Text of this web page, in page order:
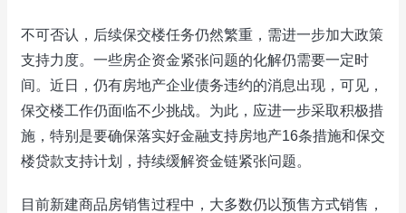
不可否认，后续保交楼任务仍然繁重，需进一步加大政策
支持力度。一些房企资金紧张问题的化解仍需要一定时
间。近日，仍有房地产企业债务违约的消息出现，可见，
保交楼工作仍面临不少挑战。为此，应进一步采取积极措
施，特别是要确保落实好金融支持房地产16条措施和保交
楼贷款支持计划，持续缓解资金链紧张问题。
目前新建商品房销售过程中，大多数仍以预售方式销售，